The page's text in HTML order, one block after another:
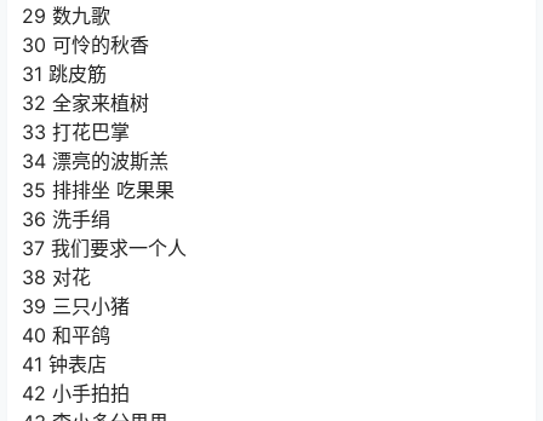
29 数九歌
30 可怜的秋香
31 跳皮筋
32 全家来植树
33 打花巴掌
34 漂亮的波斯羔
35 排排坐 吃果果
36 洗手绢
37 我们要求一个人
38 对花
39 三只小猪
40 和平鸽
41 钟表店
42 小手拍拍